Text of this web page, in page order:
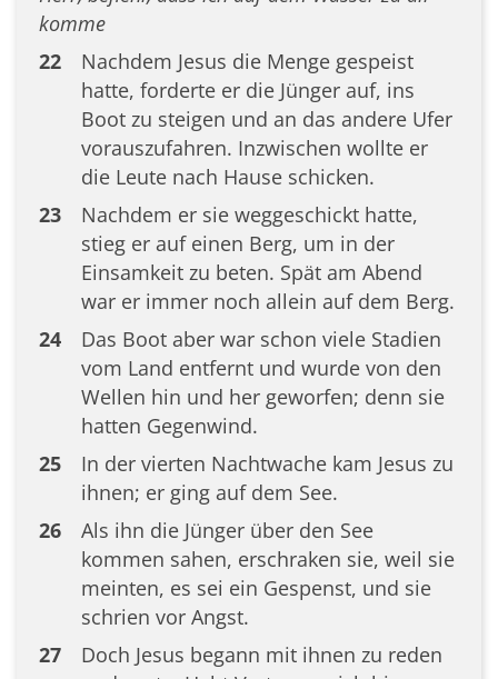
komme
22
Nachdem Jesus die Menge gespeist
hatte, forderte er die Jünger auf, ins
Boot zu steigen und an das andere Ufer
vorauszufahren. Inzwischen wollte er
die Leute nach Hause schicken.
23
Nachdem er sie weggeschickt hatte,
stieg er auf einen Berg, um in der
Einsamkeit zu beten. Spät am Abend
war er immer noch allein auf dem Berg.
24
Das Boot aber war schon viele Stadien
vom Land entfernt und wurde von den
Wellen hin und her geworfen; denn sie
hatten Gegenwind.
25
In der vierten Nachtwache kam Jesus zu
ihnen; er ging auf dem See.
26
Als ihn die Jünger über den See
kommen sahen, erschraken sie, weil sie
meinten, es sei ein Gespenst, und sie
schrien vor Angst.
27
Doch Jesus begann mit ihnen zu reden